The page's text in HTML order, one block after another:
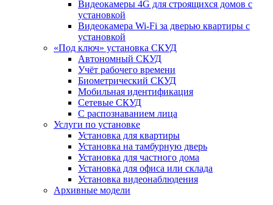
Видеокамеры 4G для строящихся домов с
установкой
Видеокамера Wi-Fi за дверью квартиры с
установкой
«Под ключ» установка СКУД
Автономный СКУД
Учёт рабочего времени
Биометрический СКУД
Мобильная идентификация
Сетевые СКУД
С распознаванием лица
Услуги по установке
Установка для квартиры
Установка на тамбурную дверь
Установка для частного дома
Установка для офиса или склада
Установка видеонаблюдения
Архивные модели